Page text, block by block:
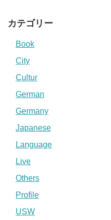
カテゴリー
Book
City
Cultur
German
Germany
Japanese
Language
Live
Others
Profile
USW